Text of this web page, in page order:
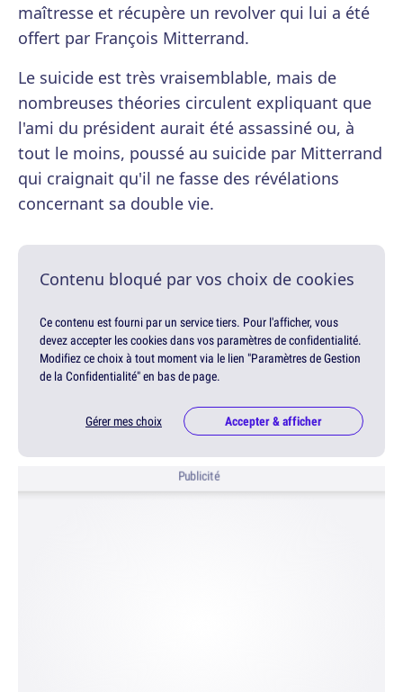
maîtresse et récupère un revolver qui lui a été
offert par François Mitterrand.
Le suicide est très vraisemblable, mais de
nombreuses théories circulent expliquant que
l'ami du président aurait été assassiné ou, à
tout le moins, poussé au suicide par Mitterrand
qui craignait qu'il ne fasse des révélations
concernant sa double vie.
Contenu bloqué par vos choix de cookies
Ce contenu est fourni par un service tiers. Pour l'afficher, vous
devez accepter les cookies dans vos paramètres de confidentialité.
Modifiez ce choix à tout moment via le lien "Paramètres de Gestion
de la Confidentialité" en bas de page.
Gérer mes choix Accepter & afficher
Publicité